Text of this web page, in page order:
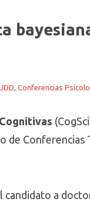
, Conferencias
de
a